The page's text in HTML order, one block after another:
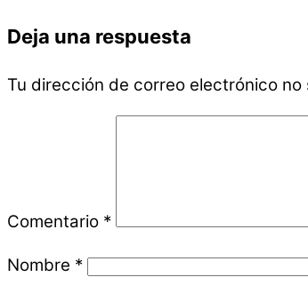
Deja una respuesta
Tu dirección de correo electrónico no
Comentario *
Nombre *